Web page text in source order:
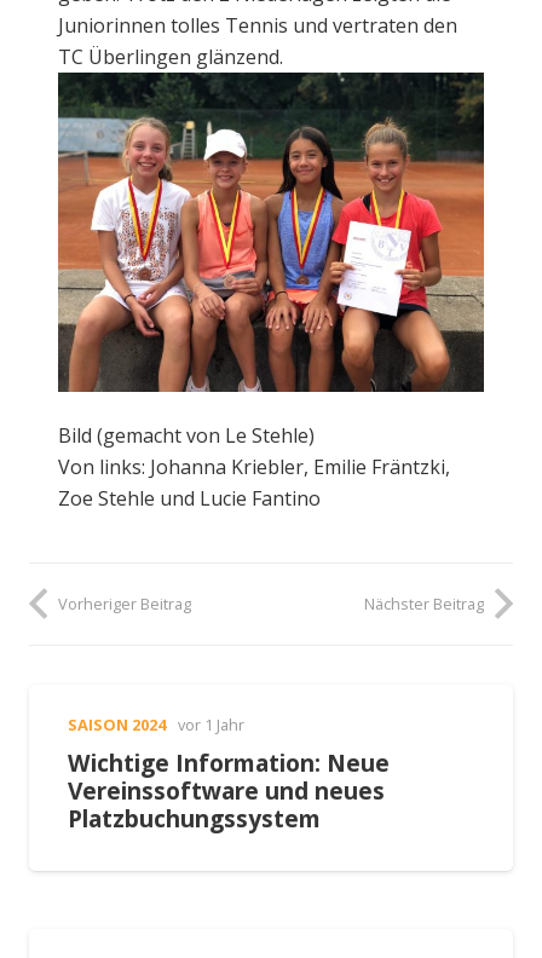
Juniorinnen tolles Tennis und vertraten den
TC Überlingen glänzend.
Bild (gemacht von Le Stehle)
Von links: Johanna Kriebler, Emilie Fräntzki,
Zoe Stehle und Lucie Fantino
Vorheriger Beitrag Nächster Beitrag
SAISON 2024 vor 1 Jahr
Wichtige Information: Neue
Vereinssoftware und neues
Platzbuchungssystem